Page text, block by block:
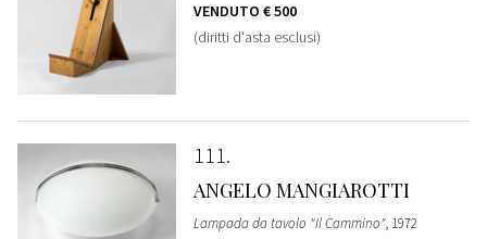
VENDUTO € 500
(diritti d'asta esclusi)
111
ANGELO MANGIAROTTI
Lampada da tavolo "Il Cammino", 1972